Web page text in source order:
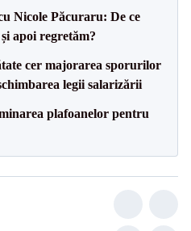
Nicole Păcuraru: De ce
apoi regretăm?
cer majorarea sporurilor
legii salarizării
plafoanelor pentru